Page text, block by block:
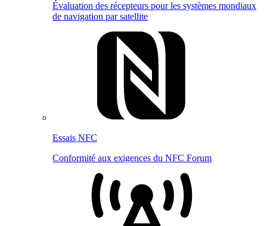
Évaluation des récepteurs pour les systèmes mondiaux
de navigation par satellite
Essais NFC
Conformité aux exigences du NFC Forum